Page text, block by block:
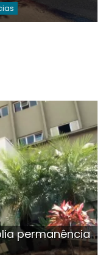
permanência